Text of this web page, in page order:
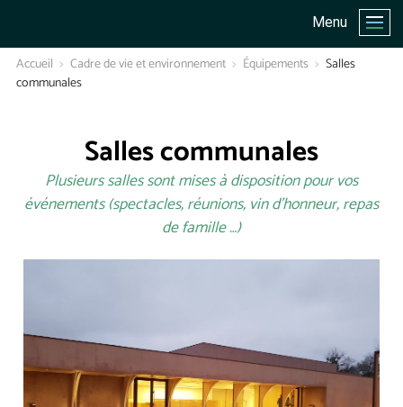
Menu
Accueil Cadre de vie et environnement Équipements
Salles
communales
Salles communales
Plusieurs salles sont mises à disposition pour vos
événements (spectacles, réunions, vin d’honneur, repas
de famille …)